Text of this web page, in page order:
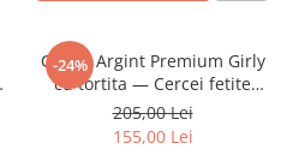
-24%
Cercei Argint Premium Girly
cu tortita — Cercei fetite
Fluturasi - Pelicula
Anticoroziune
205,00 Lei
155,00 Lei